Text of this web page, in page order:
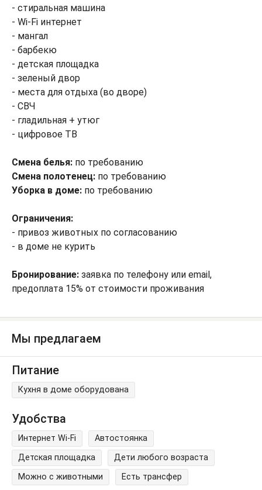
- стиральная машина
- Wi-Fi интернет
- мангал
- барбекю
- детская площадка
- зеленый двор
- места для отдыха (во дворе)
- СВЧ
- гладильная + утюг
- цифровое ТВ
Смена белья: по требованию
Смена полотенец: по требованию
Уборка в доме: по требованию
Ограничения:
- привоз животных по согласованию
- в доме не курить
Бронирование: заявка по телефону или email,
предоплата 15% от стоимости проживания
Мы предлагаем
Питание
Кухня в доме оборудована
Удобства
Интернет Wi-Fi
Автостоянка
Детская площадка
Дети любого возраста
Можно с животными
Есть трансфер